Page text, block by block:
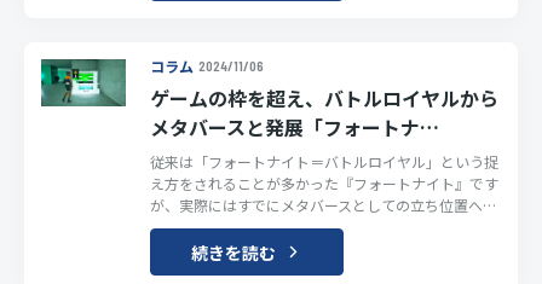
コラム 2024/11/06
ゲームの枠を超え、バトルロイヤルから
メタバースと発展「フォートナ…
従来は「フォートナイト＝バトルロイヤル」という捉
え方をされることが多かった『フォートナイト』です
が、実際にはすでにメタバースとしての立ち位置へ…
続きを読む